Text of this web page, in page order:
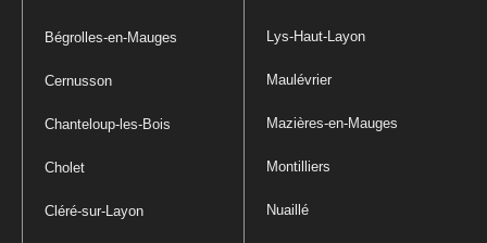
Bégrolles-en-Mauges
Cernusson
Chanteloup-les-Bois
Cholet
Cléré-sur-Layon
Lys-Haut-Layon
Maulévrier
Mazières-en-Mauges
Montilliers
Nuaillé